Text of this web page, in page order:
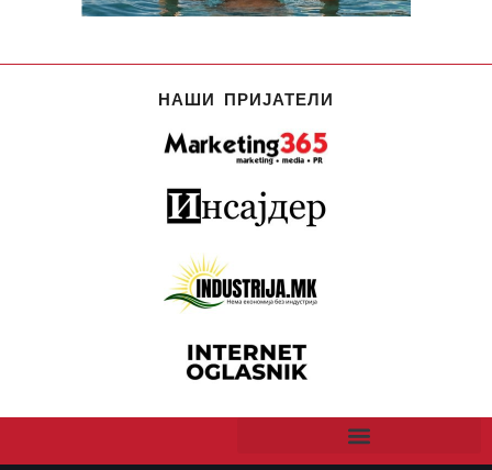
НАШИ ПРИЈАТЕЛИ